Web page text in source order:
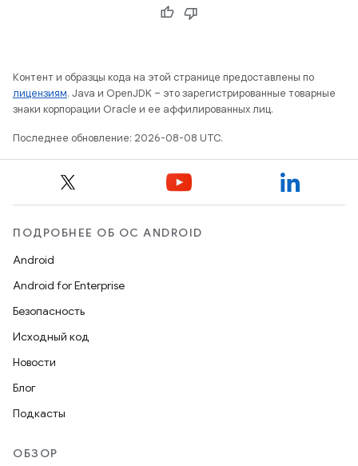
Контент и образцы кода на этой странице предоставлены по
лицензиям. Java и OpenJDK – это зарегистрированные товарные
знаки корпорации Oracle и ее аффилированных лиц.
Последнее обновление: 2026-08-08 UTC.
ПОДРОБНЕЕ ОБ ОС ANDROID
Android
Android for Enterprise
Безопасность
Исходный код
Новости
Блог
Подкасты
ОБЗОР